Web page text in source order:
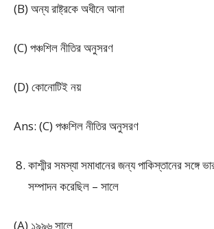
(B) অন্য রাষ্ট্রকে অধীনে আনা
(C) পঞ্চশিল নীতির অনুসরণ
(D) কোনোটিই নয়
Ans: (C) পঞ্চশিল নীতির অনুসরণ
কাশ্মীর সমস্যা সমাধানের জন্য পাকিস্তানের সঙ্গে
সম্পাদন করেছিল – সালে
(A) ১৯৯৬ সালে